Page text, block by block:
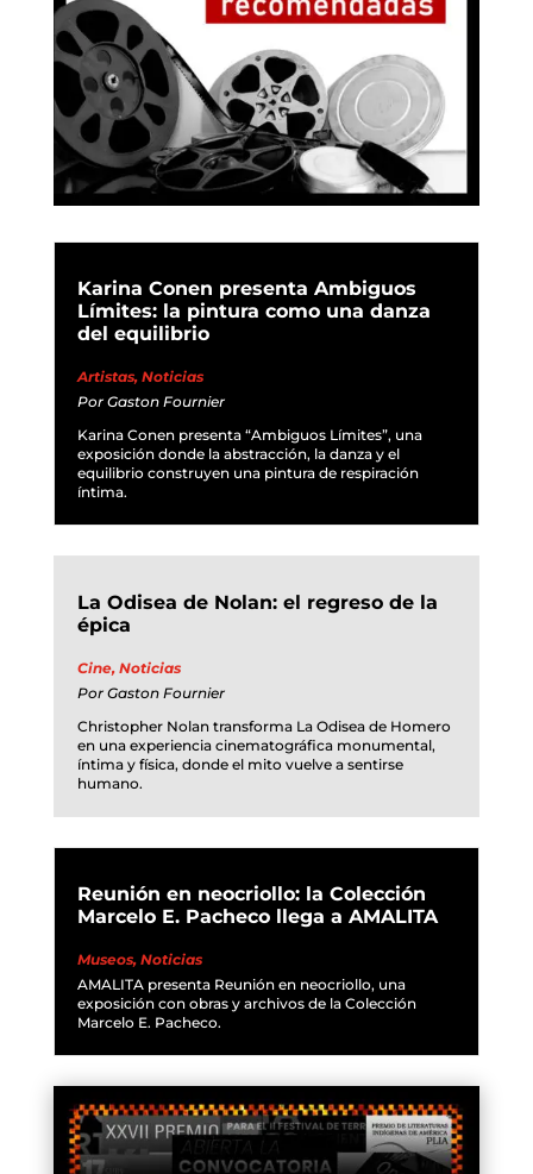
Karina Conen presenta Ambiguos
Límites: la pintura como una danza
del equilibrio
Artistas, Noticias
Por Gaston Fournier
Karina Conen presenta “Ambiguos Límites”, una
exposición donde la abstracción, la danza y el
equilibrio construyen una pintura de respiración
íntima.
La Odisea de Nolan: el regreso de la
épica
Cine, Noticias
Por Gaston Fournier
Christopher Nolan transforma La Odisea de Homero
en una experiencia cinematográfica monumental,
íntima y física, donde el mito vuelve a sentirse
humano.
Reunión en neocriollo: la Colección
Marcelo E. Pacheco llega a AMALITA
Museos, Noticias
AMALITA presenta Reunión en neocriollo, una
exposición con obras y archivos de la Colección
Marcelo E. Pacheco.